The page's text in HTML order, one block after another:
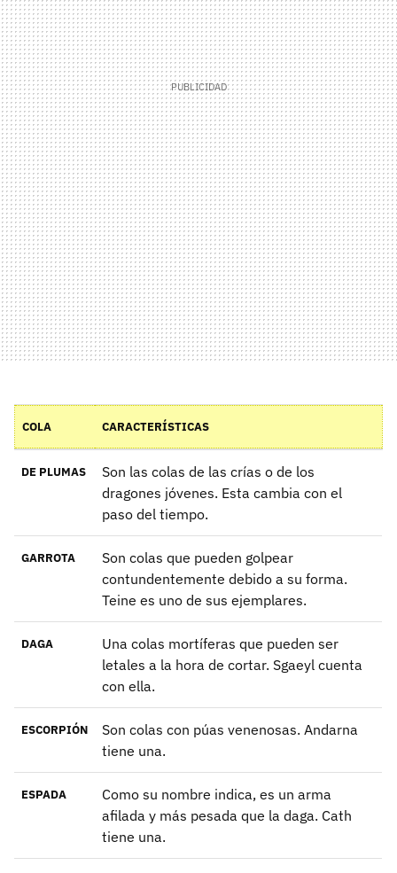
COLA CARACTERÍSTICAS
DE PLUMAS
Son las colas de las crías o de los
dragones jóvenes. Esta cambia con el
paso del tiempo.
GARROTA
Son colas que pueden golpear
contundentemente debido a su forma.
Teine es uno de sus ejemplares.
DAGA
Una colas mortíferas que pueden ser
letales a la hora de cortar. Sgaeyl cuenta
con ella.
ESCORPIÓN
Son colas con púas venenosas. Andarna
tiene una.
ESPADA
Como su nombre indica, es un arma
afilada y más pesada que la daga. Cath
tiene una.